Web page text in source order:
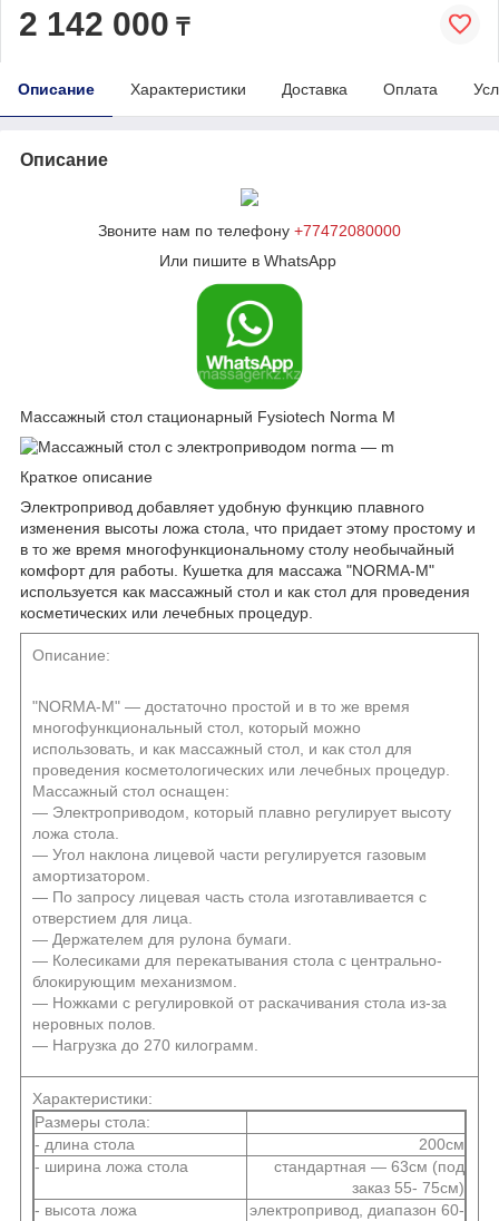
2 142 000 ₸
Описание Характеристики Доставка Оплата
Описание
Звоните нам по телефону +77472080000
Или пишите в WhatsApp
Массажный стол стационарный Fysiotech Norma M
Краткое описание
Электропривод добавляет удобную функцию плавного
изменения высоты ложа стола, что придает этому простому и
в то же время многофункциональному столу необычайный
комфорт для работы. Кушетка для массажа "NORMA-M"
используется как массажный стол и как стол для проведения
косметических или лечебных процедур.
Описание:
"NORMA-M" ― достаточно простой и в то же время
многофункциональный стол, который можно
использовать, и как массажный стол, и как стол для
проведения косметологических или лечебных процедур.
Массажный стол оснащен:
― Электроприводом, который плавно регулирует высоту
ложа стола.
― Угол наклона лицевой части регулируется газовым
амортизатором.
― По запросу лицевая часть стола изготавливается с
отверстием для лица.
― Держателем для рулона бумаги.
― Колесиками для перекатывания стола с центрально-
блокирующим механизмом.
― Ножками с регулировкой от раскачивания стола из-за
неровных полов.
― Нагрузка до 270 килограмм.
Характеристики:
Размеры стола:
- длина стола
200см
- ширина ложа стола
стандартная ― 63см (под
заказ 55- 75см)
- высота ложа
электропривод, диапазон 60-